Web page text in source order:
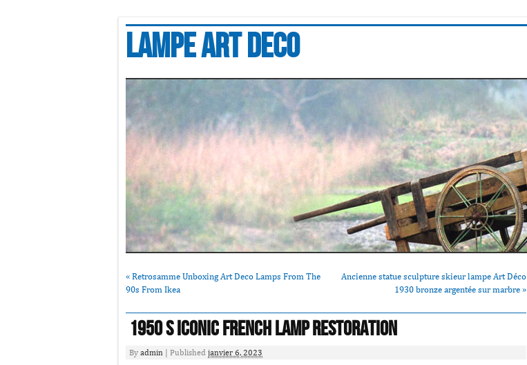
Lampe art deco
« Retrosamme Unboxing Art Deco Lamps From The
90s From Ikea
Ancienne statue sculpture skieur lampe Art Déco
1930 bronze argentée sur marbre »
1950 S Iconic French Lamp Restoration
By admin Published janvier 6, 2023